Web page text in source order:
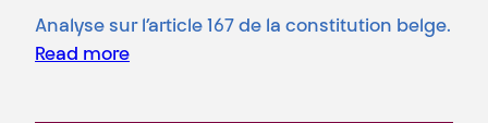
Analyse sur l’article 167 de la constitution belge.
Read more